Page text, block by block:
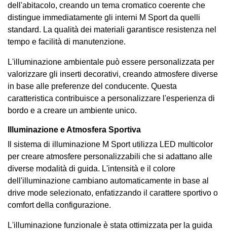
dell'abitacolo, creando un tema cromatico coerente che
distingue immediatamente gli interni M Sport da quelli
standard. La qualità dei materiali garantisce resistenza nel
tempo e facilità di manutenzione.
L'illuminazione ambientale può essere personalizzata per
valorizzare gli inserti decorativi, creando atmosfere diverse
in base alle preferenze del conducente. Questa
caratteristica contribuisce a personalizzare l'esperienza di
bordo e a creare un ambiente unico.
Illuminazione e Atmosfera Sportiva
Il sistema di illuminazione M Sport utilizza LED multicolor
per creare atmosfere personalizzabili che si adattano alle
diverse modalità di guida. L'intensità e il colore
dell'illuminazione cambiano automaticamente in base al
drive mode selezionato, enfatizzando il carattere sportivo o
comfort della configurazione.
L'illuminazione funzionale è stata ottimizzata per la guida